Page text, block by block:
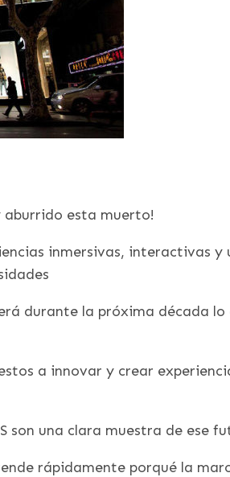
esta muerto!
inmersivas, interactivas
durante la próxima década
a innovar y crear
son una clara muestra de ese
rápidamente porqué la